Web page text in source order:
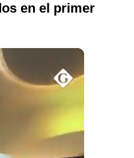
en el primer